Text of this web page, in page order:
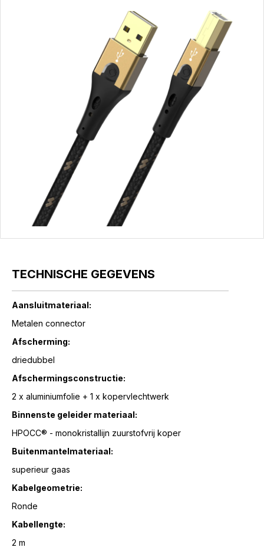
TECHNISCHE GEGEVENS
Aansluitmateriaal:
Metalen connector
Afscherming:
driedubbel
Afschermingsconstructie:
2 x aluminiumfolie + 1 x kopervlechtwerk
Binnenste geleider materiaal:
HPOCC® - monokristallijn zuurstofvrij koper
Buitenmantelmateriaal:
superieur gaas
Kabelgeometrie:
Ronde
Kabellengte:
2 m